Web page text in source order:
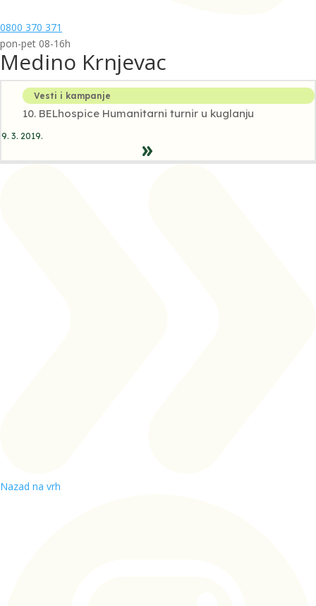
0800 370 371
pon-pet 08-16h
Medino Krnjevac
Vesti i kampanje
10. BELhospice Humanitarni turnir u kuglanju
9. 3. 2019.
Nazad na vrh